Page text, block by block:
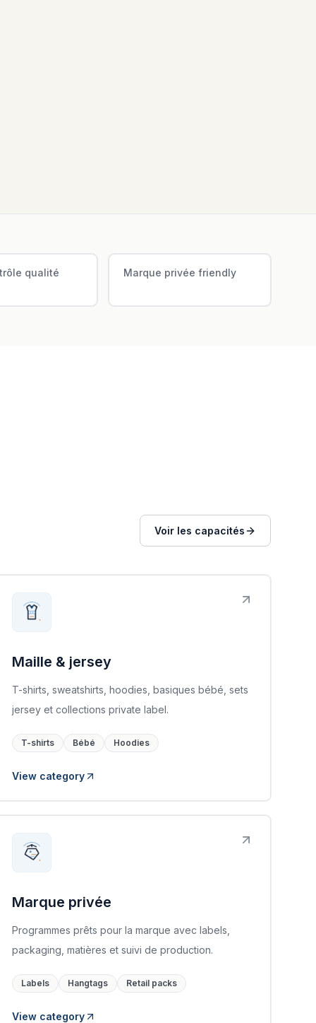
qualité Marque privée friendly
Voir les capacités
Maille & jersey
T-shirts, sweatshirts, hoodies, basiques bébé, sets
jersey et collections private label.
T-shirts Bébé Hoodies
View category
Marque privée
Programmes prêts pour la marque avec labels,
packaging, matières et suivi de production.
Labels Hangtags Retail packs
View category